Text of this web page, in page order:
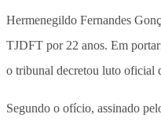
Hermenegildo Fernandes
TJDFT por 22 anos. Em
o tribunal decretou luto oficial
Segundo o ofício, assinado